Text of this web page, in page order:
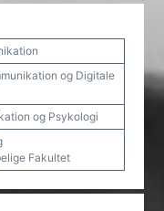
og Digitale
og Psykologi
Fakultet